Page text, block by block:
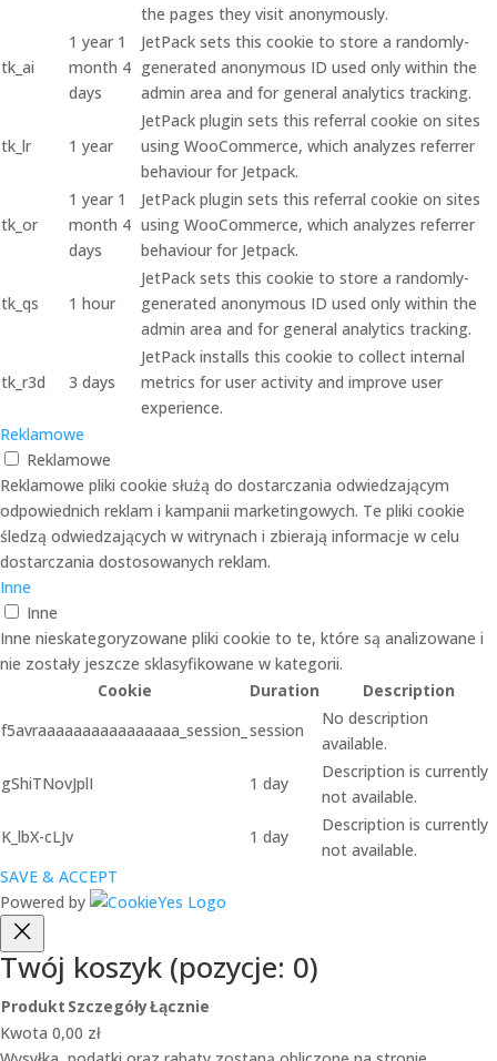
the pages they visit anonymously.
tk_ai
1 year 1
month 4
days
JetPack sets this cookie to store a randomly-
generated anonymous ID used only within the
admin area and for general analytics tracking.
tk_lr 1 year
JetPack plugin sets this referral cookie on sites
using WooCommerce, which analyzes referrer
behaviour for Jetpack.
tk_or
1 year 1
month 4
days
JetPack plugin sets this referral cookie on sites
using WooCommerce, which analyzes referrer
behaviour for Jetpack.
tk_qs 1 hour
JetPack sets this cookie to store a randomly-
generated anonymous ID used only within the
admin area and for general analytics tracking.
tk_r3d 3 days
JetPack installs this cookie to collect internal
metrics for user activity and improve user
experience.
Reklamowe
Reklamowe
Reklamowe pliki cookie służą do dostarczania odwiedzającym
odpowiednich reklam i kampanii marketingowych. Te pliki cookie
śledzą odwiedzających w witrynach i zbierają informacje w celu
dostarczania dostosowanych reklam.
Inne
Inne
Inne nieskategoryzowane pliki cookie to te, które są analizowane i
nie zostały jeszcze sklasyfikowane w kategorii.
Cookie
Duration
Description
f5avraaaaaaaaaaaaaaaa_session_ session
No description
available.
gShiTNovJplI
1 day
Description is currently
not available.
K_lbX-cLJv
1 day
Description is currently
not available.
SAVE & ACCEPT
Powered by
Twój koszyk (pozycje: 0)
Produkty
Produkt SzczegółyŁącznie
Kwota 0,00 zł